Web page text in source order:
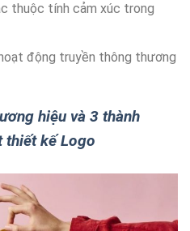
thuộc tính cảm xúc trong
động truyền thông thương
hiệu và 3 thành
thiết kế Logo